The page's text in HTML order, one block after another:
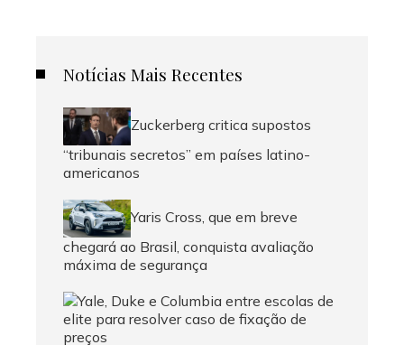
Notícias Mais Recentes
Zuckerberg critica supostos
“tribunais secretos” em países latino-
americanos
Yaris Cross, que em breve
chegará ao Brasil, conquista avaliação
máxima de segurança